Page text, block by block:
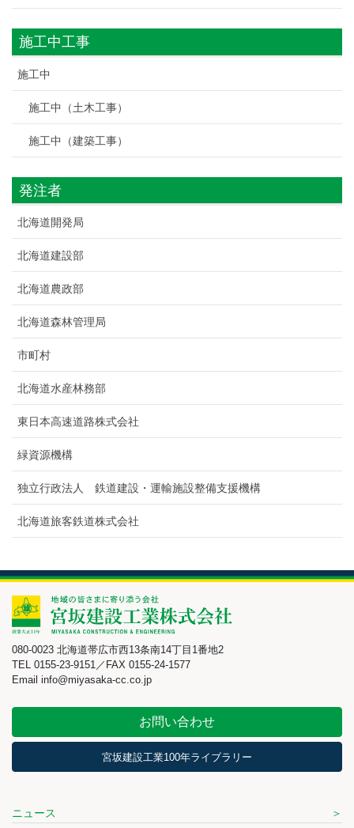
施工中工事
施工中
施工中（土木工事）
施工中（建築工事）
発注者
北海道開発局
北海道建設部
北海道農政部
北海道森林管理局
市町村
北海道水産林務部
東日本高速道路株式会社
緑資源機構
独立行政法人 鉄道建設・運輸施設整備支援機構
北海道旅客鉄道株式会社
080-0023 北海道帯広市西13条南14丁目1番地2
TEL 0155-23-9151／FAX 0155-24-1577
Email info@miyasaka-cc.co.jp
お問い合わせ
宮坂建設工業100年ライブラリー
ニュース